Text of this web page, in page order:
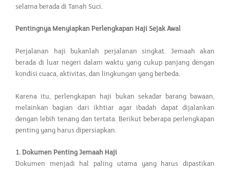
selama berada di Tanah Suci.
Pentingnya Menyiapkan Perlengkapan Haji Sejak Awal
Perjalanan haji bukanlah perjalanan singkat. Jemaah akan
berada di luar negeri dalam waktu yang cukup panjang dengan
kondisi cuaca, aktivitas, dan lingkungan yang berbeda.
Karena itu, perlengkapan haji bukan sekadar barang bawaan,
melainkan bagian dari ikhtiar agar ibadah dapat dijalankan
dengan lebih tenang dan tertata. Berikut beberapa perlengkapan
penting yang harus dipersiapkan.
1. Dokumen Penting Jemaah Haji
Dokumen menjadi hal paling utama yang harus dipastikan